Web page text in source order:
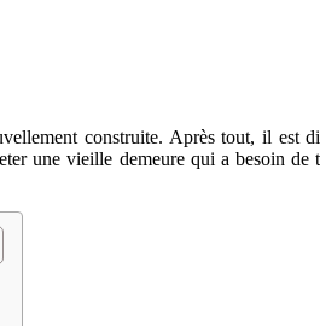
construite. Après tout, il
une vieille demeure qui a besoin